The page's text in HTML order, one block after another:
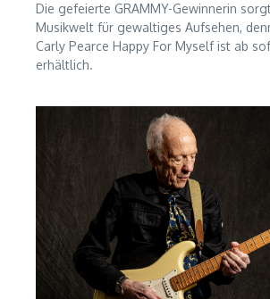
Die gefeierte GRAMMY-Gewinnerin
Musikwelt für gewaltiges Aufsehen,
Carly Pearce Happy For Myself ist ab
erhältlich.